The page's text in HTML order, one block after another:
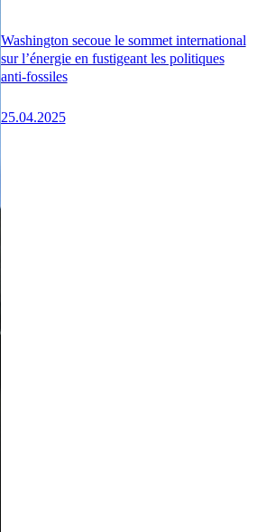
Washington secoue le sommet international
sur l’énergie en fustigeant les politiques
anti-fossiles
25.04.2025